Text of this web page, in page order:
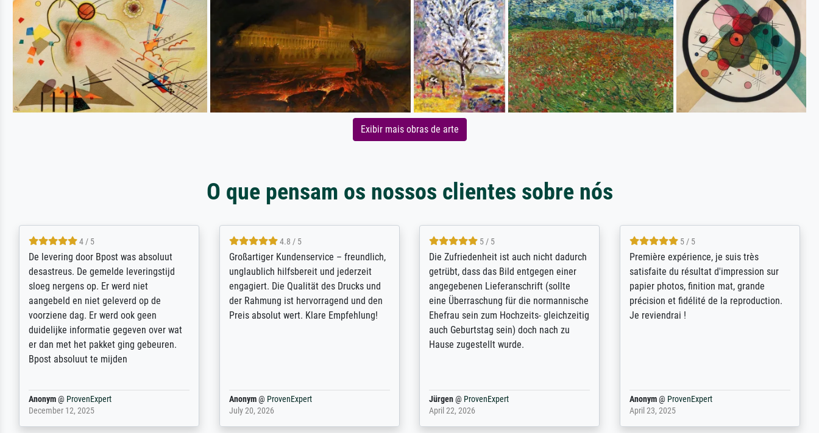
Exibir mais obras de arte
O que pensam os nossos clientes sobre nós
5 / 5
Sehr gute Qualität des Leinwanddrucks
und des Rahmens! Unser Bild wurde
sehr sorgfältig und sicher verpackt, so
dass es unbeschadet bei uns ankam. Es
wird nicht unser letzter Meisterdruck
sein. Vielen Dank!
Reinhold,@ProvenExpert
April 22, 2026
5 / 5
Für ein Erinnerungsbuch mit der
Feldpost meines Großvaters aus dem 1.
Weltkrieg benötigte ich ein
ausdrucksvolles Bild. Das habe ich bei
Ihnen gefunden. Bei der Auswahl der
weiter. Vielen ...
Margot@ProvenExpert
February 20, 2026
4.8 / 5
Hervorragende Qualität. Man kann sich
vieles anpassen lassen, wie z.B.:
Randentfernung, Farbe, Helligkeit,
Kontrast und Weiteres. Sehr freundliche
Kontaktperson per Mail. Das Bild (ein
Kunstdruck) wurde sehr gut verpackt -
sehr starke Papprolle mit Plastikdeckeln
Anonym@ProvenExpert
August 12, 2025
4.8 / 5
Qualité absolument irréprochable.
Extraordinaire diversité des thèmes
abordés et personnalisation des
demandes (recadrage, réajustement des
couleurs). Relation clientèle parfaite.
Anonym@ ProvenExpert
March 31, 2025